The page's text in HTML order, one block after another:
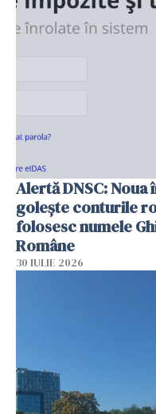
Alertă DNSC:
golește conturile
folosesc numele
Române
30 IULIE 2026